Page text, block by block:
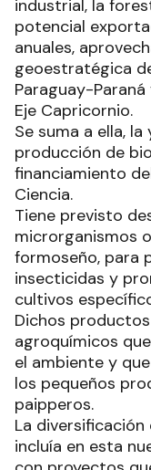
industrial, la
potencial
anuales,
geoestratégica
Paraguay-
Eje Capricornio.
Se suma a ella,
producción de
financiamiento
Ciencia.
Tiene previsto
microrganismos
formoseño, para
insecticidas y
cultivos
Dichos
agroquímicos
el ambiente y
los pequeños
paipperos.
La
incluía en esta